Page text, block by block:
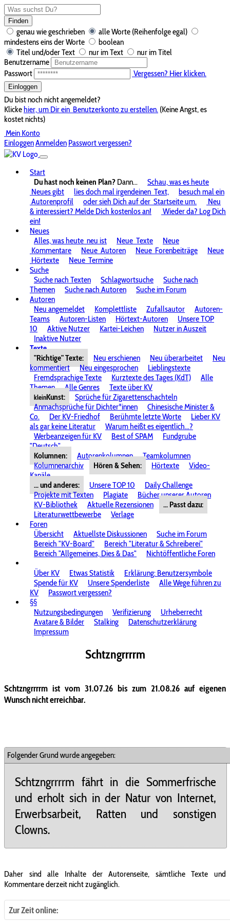
Finden
genau wie geschrieben
alle Worte (Reihenfolge egal)
mindestens eins der Worte
boolean
Titel und/oder Text
nur im Text
nur im Titel
Benutzername
Passwort
Vergessen? Hier klicken.
Einloggen
Du bist noch nicht angemeldet?
Klickehier, um Dir ein Benutzerkonto zu erstellen. (Keine Angst, es
kostet nichts)
Mein Konto
EinloggenAnmelden Passwort vergessen?
Start
Du hast noch keinen Plan? Dann...
Schau, was es heute
Neues gibt
lies doch mal irgendeinen Text,
besuch mal ein
Autorenprofil
oder sieh Dich auf der Startseite um.
Neu
& interessiert? Melde Dich kostenlos an!
Wieder da? Log Dich
ein!
Neues
Alles, was heute neu ist Neue Texte
Neue
Kommentare
Neue Autoren Neue Forenbeiträge
Neue
Hörtexte
Neue Termine
Suche
Suche nach Texten
Schlagwortsuche
Suche nach
Themen
Suche nach Autoren
Suche im Forum
Autoren
Neu angemeldet
Komplettliste Zufallsautor
Autoren-
Teams
Autoren-Listen Hörtext-Autoren
Unsere TOP
10
Aktive Nutzer Kartei-Leichen
Nutzer in Auszeit
Inaktive Nutzer
Texte
"Richtige" Texte:
Neu erschienen Neu überarbeitet
Neu
kommentiert
Neu eingesprochen
Lieblingstexte
Fremdsprachige Texte
Kurztexte des Tages (KdT)
Alle
Themen
Alle Genres Texte über KV
kleinKunst:
Sprüche für Zigarettenschachteln
Anmachsprüche für Dichter*innen
Chinesische Minister &
Co.
Der KV-Friedhof Berühmte letzte Worte
Lieber KV
als gar keine Literatur
Warum heißt es eigentlich...?
Werbeanzeigen für KV
Best of SPAM
Fundgrube
"Deutsch"
Kolumnen:
Autorenkolumnen
Teamkolumnen
Kolumnenarchiv
Hören & Sehen: Hörtexte
Video-
Kanäle
... und anderes:
Unsere TOP 10
Daily Challenge
Projekte mit Texten
Plagiate
Bücher unserer Autoren
KV-Bibliothek
Aktuelle Rezensionen
... Passt dazu:
Literaturwettbewerbe
Verlage
Foren
Übersicht
Aktuellste Diskussionen
Suche im Forum
Bereich "KV-Board"
Bereich "Literatur & Schreiberei"
Bereich "Allgemeines, Dies & Das"
Nichtöffentliche Foren
Über KV
Etwas Statistik
Erklärung: Benutzersymbole
Spende für KV
Unsere Spenderliste
Alle Wege führen zu
KV
Passwort vergessen?
§§
Nutzungsbedingungen
Verifizierung
Urheberrecht
Avatare & Bilder
Stalking
Datenschutzerklärung
Impressum
Schtzngrrrrm
Schtzngrrrrm ist vom 31.07.26 bis zum 21.08.26 auf eigenen
Wunsch nicht erreichbar.
Folgender Grund wurde angegeben:
Schtzngrrrrm fährt in die Sommerfrische
und erholt sich in der Natur von Internet,
Erwerbsarbeit, Ratten und sonstigen
Clowns.
Daher sind alle Inhalte der Autorenseite, sämtliche Texte und
Kommentare derzeit nicht zugänglich.
Zur Zeit online: